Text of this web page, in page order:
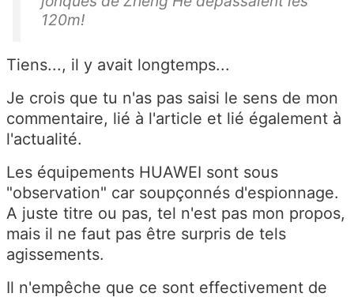
120m!
Tiens..., il y avait longtemps...
Je crois que tu n'as pas saisi le sens de mon
commentaire, lié à l'article et lié également à
l'actualité.
Les équipements HUAWEI sont sous
"observation" car soupçonnés d'espionnage.
A juste titre ou pas, tel n'est pas mon propos,
mais il ne faut pas être surpris de tels
agissements.
Il n'empêche que ce sont effectivement de